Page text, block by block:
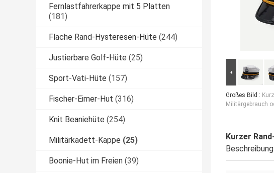
Fernlastfahrerkappe mit 5 Platten
(181)
Flache Rand-Hysteresen-Hüte (244)
Justierbare Golf-Hüte (25)
Sport-Vati-Hüte (157)
Fischer-Eimer-Hut (316)
Knit Beaniehüte (254)
Militärkadett-Kappe (25)
Boonie-Hut im Freien (39)
Großes Bild :
Militärgebrauch
Kurzer
Beschreibung